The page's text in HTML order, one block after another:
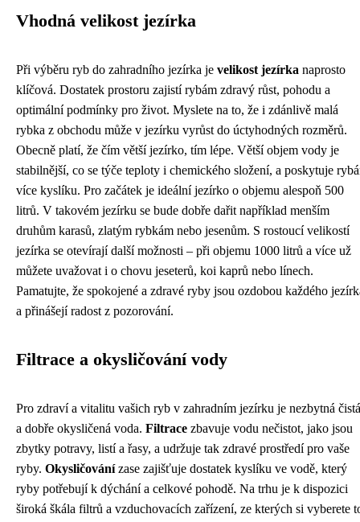
Vhodná velikost jezírka
Při výběru ryb do zahradního jezírka je velikost jezírka naprosto
klíčová. Dostatek prostoru zajistí rybám zdravý růst, pohodu a
optimální podmínky pro život. Myslete na to, že i zdánlivě malá
rybka z obchodu může v jezírku vyrůst do úctyhodných rozměrů.
Obecně platí, že čím větší jezírko, tím lépe. Větší objem vody je
stabilnější, co se týče teploty i chemického složení, a poskytuje
více kyslíku. Pro začátek je ideální jezírko o objemu alespoň 500
litrů. V takovém jezírku se bude dobře dařit například menším
druhům karasů, zlatým rybkám nebo jesenům. S rostoucí velikostí
jezírka se otevírají další možnosti – při objemu 1000 litrů a více už
můžete uvažovat i o chovu jeseterů, koi kaprů nebo línech.
Pamatujte, že spokojené a zdravé ryby jsou ozdobou každého
a přinášejí radost z pozorování.
Filtrace a okysličování vody
Pro zdraví a vitalitu vašich ryb v zahradním jezírku je nezbytná čistá
a dobře okysličená voda. Filtrace zbavuje vodu nečistot, jako jsou
zbytky potravy, listí a řasy, a udržuje tak zdravé prostředí pro vaše
ryby. Okysličovánízase zajišťuje dostatek kyslíku ve vodě, který
ryby potřebují k dýchání a celkové pohodě. Na trhu je k dispozici
široká škála filtrů a vzduchovacích zařízení, ze kterých si vyberete